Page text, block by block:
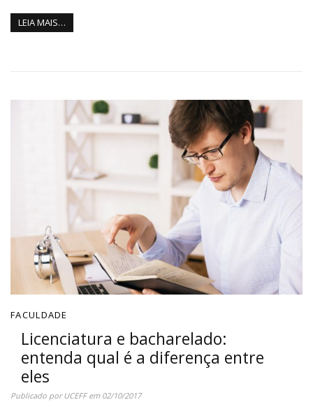
LEIA MAIS…
FACULDADE
Licenciatura e bacharelado:
entenda qual é a diferença entre
eles
Publicado porUCEFFem 02/10/2017